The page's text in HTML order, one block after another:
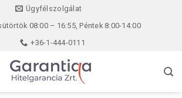
Ügyfélszolgálat
08:00 – 16:55, Péntek 8:00-14:00
+36-1-444-0111